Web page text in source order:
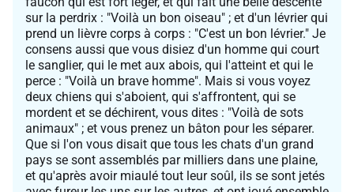
sur la perdrix : "Voilà un bon oiseau" ; et d'un lévrier qui
prend un lièvre corps à corps : "C'est un bon lévrier." Je
consens aussi que vous disiez d'un homme qui court
le sanglier, qui le met aux abois, qui l'atteint et qui le
perce : "Voilà un brave homme". Mais si vous voyez
deux chiens qui s'aboient, qui s'affrontent, qui se
mordent et se déchirent, vous dites : "Voilà de sots
animaux" ; et vous prenez un bâton pour les séparer.
Que si l'on vous disait que tous les chats d'un grand
pays se sont assemblés par milliers dans une plaine,
et qu'après avoir miaulé tout leur soûl, ils se sont jetés